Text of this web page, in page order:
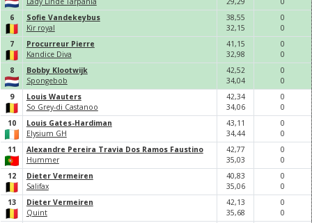
6
Sofie Vandekeybus
Kir royal
38,55
32,15
0
0
7
Procurreur Pierre
Kandice Diva
41,15
32,98
0
0
8
Bobby Klootwijk
Spongebob
42,52
34,04
0
0
9
Louis Wauters
So Grey-di Castanoo
42,34
34,06
0
0
10
Louis Gates-Hardiman
Elysium GH
43,11
34,44
0
0
11
Alexandre Pereira Travia Dos Ramos Faustino
Hummer
42,77
35,03
0
0
12
Dieter Vermeiren
Salifax
40,83
35,06
0
0
13
Dieter Vermeiren
Quint
42,13
35,68
0
0